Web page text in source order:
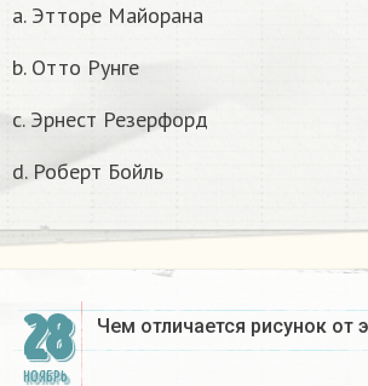
a. Этторе Майорана
b. Отто Рунге
c. Эрнест Резерфорд
d. Роберт Бойль
28
НОЯБРЬ
Чем отличается рисунок от